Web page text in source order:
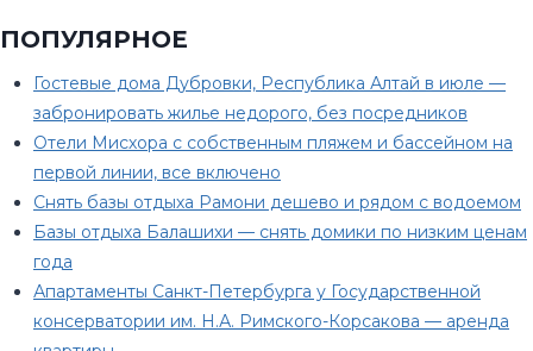
ПОПУЛЯРНОЕ
Гостевые дома Дубровки, Республика Алтай в июле —
забронировать жилье недорого, без посредников
Отели Мисхора с собственным пляжем и бассейном на
первой линии, все включено
Снять базы отдыха Рамони дешево и рядом с водоемом
Базы отдыха Балашихи — снять домики по низким ценам
года
Апартаменты Санкт-Петербурга у Государственной
консерватории им. Н.А. Римского-Корсакова — аренда